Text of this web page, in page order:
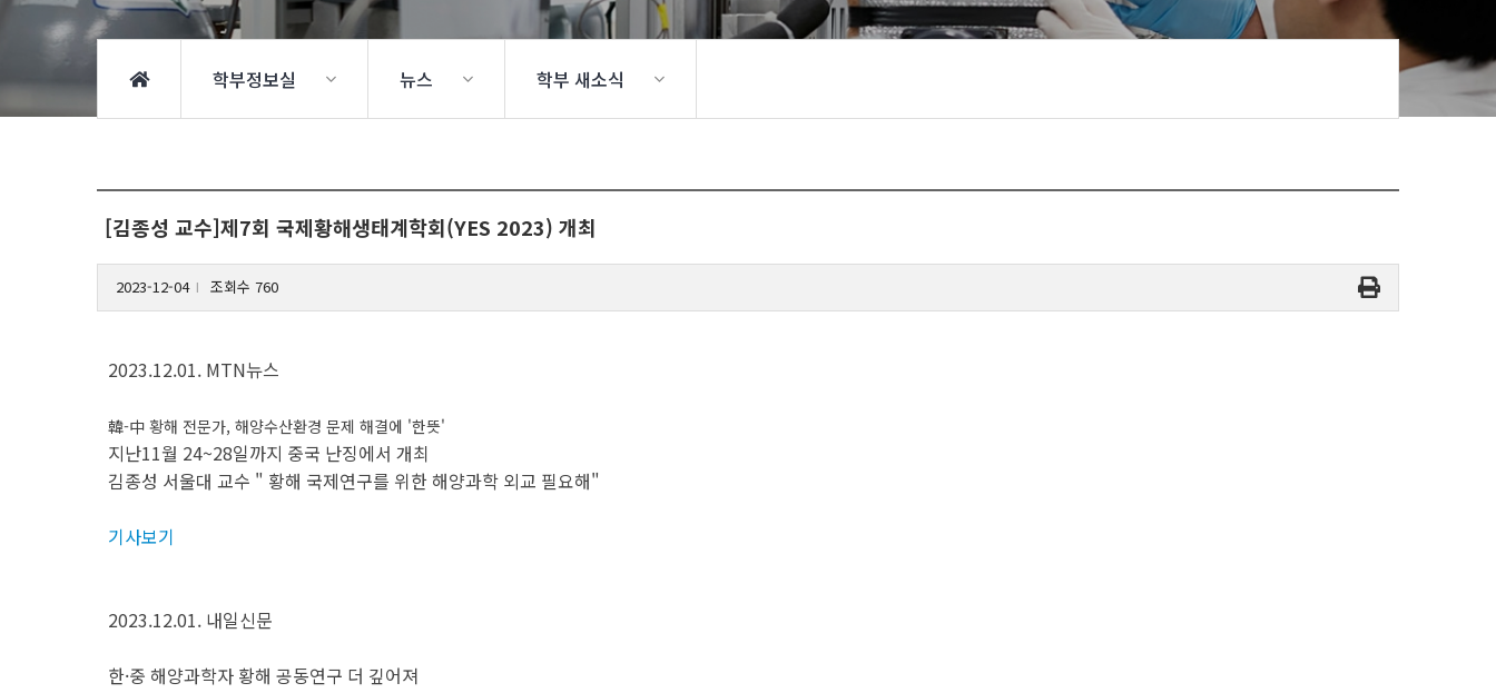
학부정보실 뉴스 학부 새소식
[김종성 교수]제7회 국제황해생태계학회(YES 2023) 개최
2023-12-04 조회수 760
2023.12.01. MTN뉴스
韓-中 황해 전문가, 해양수산환경 문제 해결에 '한뜻'
지난11월 24~28일까지 중국 난징에서 개최
김종성 서울대 교수 " 황해 국제연구를 위한 해양과학 외교 필요해"
기사보기
2023.12.01. 내일신문
한·중 해양과학자 황해 공동연구 더 깊어져